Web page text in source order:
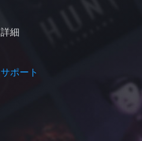
詳細
サポート